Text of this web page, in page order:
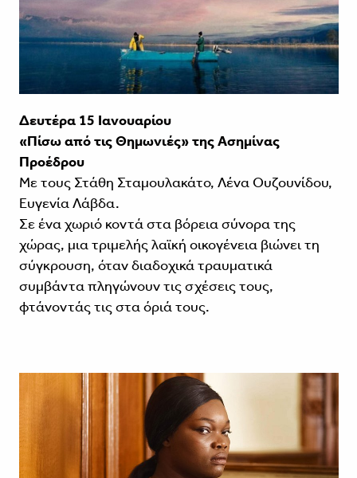
Δευτέρα 15 Ιανουαρίου
«Πίσω από τις Θημωνιές» της Ασημίνας
Προέδρου
Με τους Στάθη Σταμουλακάτο, Λένα Ουζουνίδου,
Ευγενία Λάβδα.
Σε ένα χωριό κοντά στα βόρεια σύνορα της
χώρας, μια τριμελής λαϊκή οικογένεια βιώνει τη
σύγκρουση, όταν διαδοχικά τραυματικά
συμβάντα πληγώνουν τις σχέσεις τους,
φτάνοντάς τις στα όριά τους.